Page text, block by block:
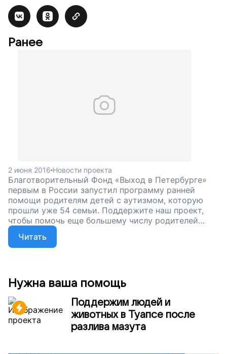
Ранее
2 июня 2016 Новости проекта
Благотворительный Фонд «Выход в Петербурге»
первым в России запустил программу ранней
помощи родителям детей с аутизмом, которую
прошли уже 54 семьи. Поддержите наш проект,
чтобы помочь еще большему числу родителей
детей с аутизмом!
Читать
Нужна ваша помощь
Поддержим людей и
животных в Туапсе после
разлива мазута